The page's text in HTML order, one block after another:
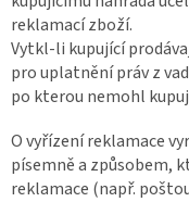
reklamací zboží.
Vytkl-li kupující
pro uplatnění práv z
po kterou nemohl
O vyřízení reklamace
písemně a způsobem,
reklamace (např.